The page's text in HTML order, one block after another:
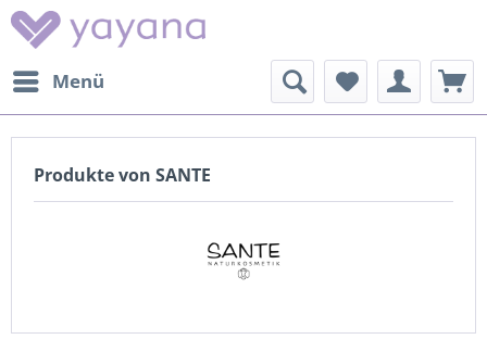
Menü
Produkte von SANTE